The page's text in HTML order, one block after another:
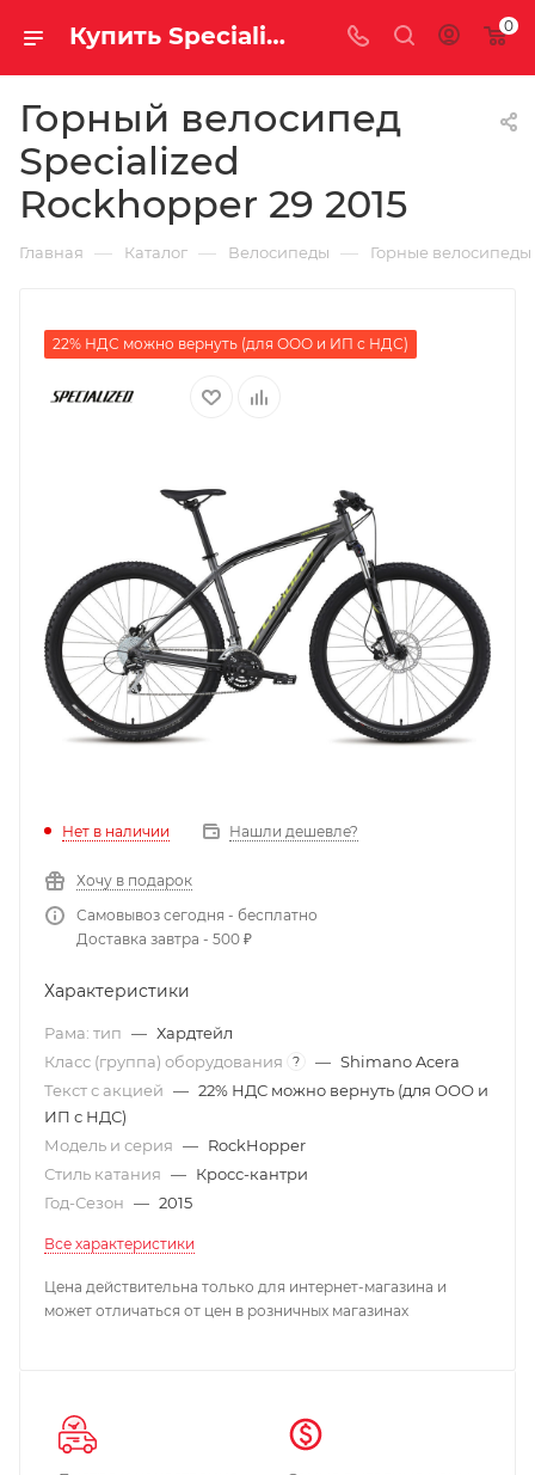
Купить Specialized Rockhopper 29 2015 за рублей, а со скидкой 0
Горный велосипед
Specialized
Rockhopper 29 2015
Главная — Каталог — Велосипеды — Горные велосипеды
22% НДС можно вернуть (для ООО и ИП с НДС)
Нет в наличии Нашли дешевле?
Хочу в подарок
Самовывоз сегодня - бесплатно
Доставка завтра - 500 ₽
Характеристики
Рама: тип — Хардтейл
Класс (группа) оборудования
? — Shimano Acera
Текст с акцией — 22% НДС можно вернуть (для ООО и
ИП с НДС)
Модель и серия — RockHopper
Стиль катания — Кросс-кантри
Год-Сезон — 2015
Все характеристики
Цена действительна только для интернет-магазина и
может отличаться от цен в розничных магазинах